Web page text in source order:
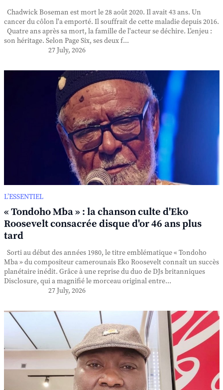
Chadwick Boseman est mort le 28 août 2020. Il avait 43 ans. Un
cancer du côlon l'a emporté. Il souffrait de cette maladie depuis 2016.
Quatre ans après sa mort, la famille de l'acteur se déchire. L'enjeu :
son héritage. Selon Page Six, ses deux f...
27 July, 2026
L’ESSENTIEL
« Tondoho Mba » : la chanson culte d'Eko
Roosevelt consacrée disque d'or 46 ans plus
tard
Sorti au début des années 1980, le titre emblématique « Tondoho
Mba » du compositeur camerounais Eko Roosevelt connaît un succès
planétaire inédit. Grâce à une reprise du duo de DJs britanniques
Disclosure, qui a magnifié le morceau original entre...
27 July, 2026